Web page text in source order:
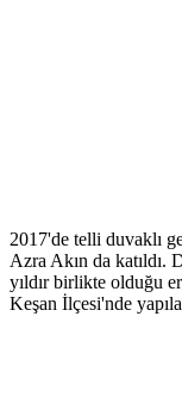
2017'de telli duvaklı
Azra Akın da katıldı.
yıldır birlikte olduğu
Keşan İlçesi'nde